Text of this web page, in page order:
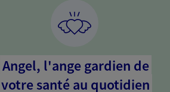
Angel, l'ange gardien de
votre santé au quotidien